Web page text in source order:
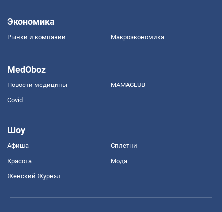
Экономика
Рынки и компании Mакроэкономика
MedOboz
Новости медицины MAMACLUB
Covid
Шоу
Афиша Сплетни
Красота Мода
Женский Журнал